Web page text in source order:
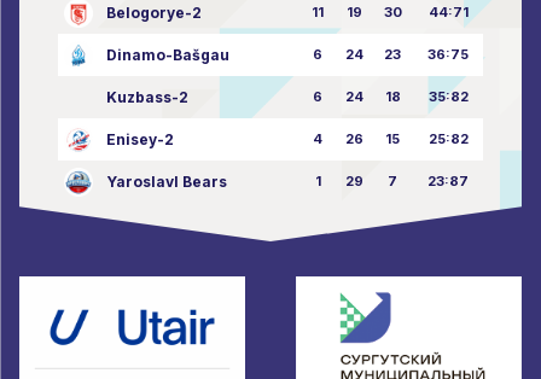
Belogorye-2 11 19 30 44:71
Dinamo-Bašgau 6 24 23 36:75
Kuzbass-2 6 24 18 35:82
Enisey-2 4 26 15 25:82
Yaroslavl Bears 1 29 7 23:87